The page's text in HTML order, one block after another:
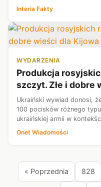
pamiątkową tablicę przy
Interia Fakty
WYDARZENIA
Produkcja
szczyt. Złe i dobre
Ukraiński wywiad donosi,
100 pocisków różnego
ukraińskiej armii w
przeprowadzanych przez
Onet Wiadomości
« Poprzednia 828